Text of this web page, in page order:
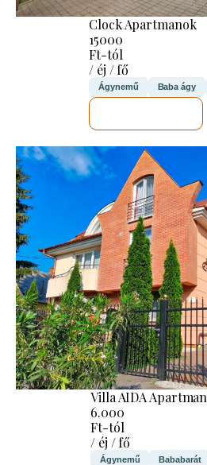
Clock Apartmanok
15000
Ft-tól
/ éj / fő
Ágynemű Baba ágy
Villa AIDA Apartman
6.000
Ft-tól
/ éj / fő
Ágynemű Bababarát